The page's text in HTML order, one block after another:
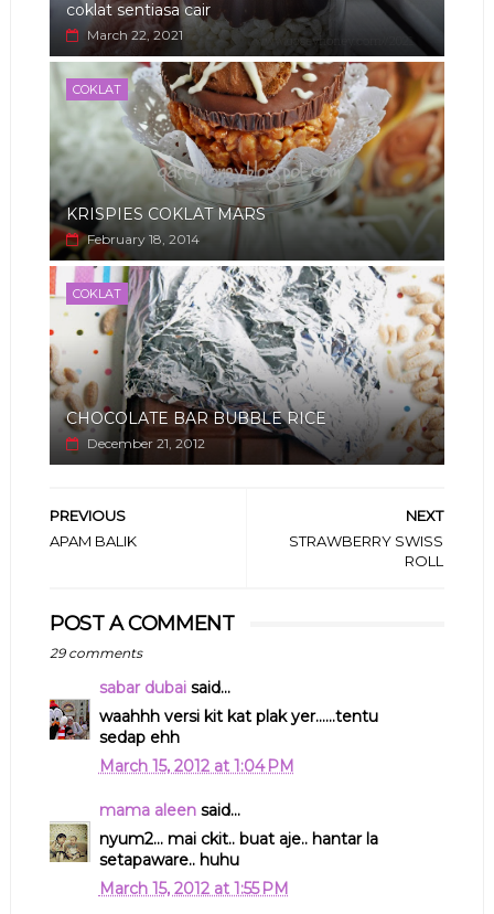
coklat sentiasa cair
March 22, 2021
COKLAT
KRISPIES COKLAT MARS
February 18, 2014
COKLAT
CHOCOLATE BAR BUBBLE RICE
December 21, 2012
NEXT
STRAWBERRY SWISS
ROLL
PREVIOUS
APAM BALIK
POST A COMMENT
29 comments
sabar dubaisaid...
waahhh versi kit kat plak yer......tentu
sedap ehh
March 15, 2012 at 1:04 PM
mama aleensaid...
nyum2... mai ckit.. buat aje.. hantar la
setapaware.. huhu
March 15, 2012 at 1:55 PM